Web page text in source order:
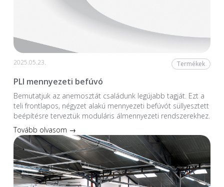
2025.05.23. Termékek
PLI mennyezeti befúvó
Bemutatjuk az anemosztát családunk legújabb tagját. Ezt a
teli frontlapos, négyzet alakú mennyezeti befúvót süllyesztett
beépítésre terveztük moduláris álmennyezeti rendszerekhez.
Tovább olvasom →